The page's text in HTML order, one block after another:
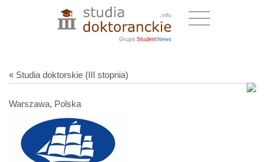
« Studia doktorskie (III stopnia)
Warszawa, Polska